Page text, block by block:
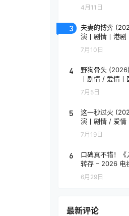
4月11日
3
夫妻的博弈
演丨剧情丨港剧
7月10日
4
野狗骨头
丨剧情 / 爱情
7月5日
5
这一秒过火
演丨剧情 / 爱情
7月19日
6
口碑真不错！
转存 – 2026 电
高清转存
6月29日
最新评论